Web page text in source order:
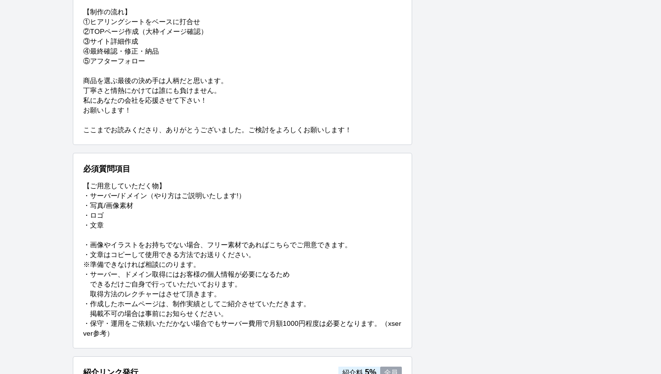
【制作の流れ】
①ヒアリングシートをベースに打合せ
②TOPページ作成（大枠イメージ確認）
③サイト詳細作成
④最終確認・修正・納品
⑤アフターフォロー
商品を選ぶ最後の決め手は人柄だと思います。
丁寧さと情熱にかけては誰にも負けません。
私にあなたの会社を応援させて下さい！
お願いします！
ここまでお読みくださり、ありがとうございました。ご検討をよろしくお願いします！
必須質問項目
【ご用意していただく物】
・サーバー/ドメイン（やり方はご説明いたします!）
・写真/画像素材
・ロゴ
・文章
・画像やイラストをお持ちでない場合、フリー素材であればこちらでご用意できます。﻿
・文章はコピーして使用できる方法でお送りください。
※準備できなければ相談にのります。
・サーバー、ドメイン取得にはお客様の個人情報が必要になるため
できるだけご自身で行っていただいております。
取得方法のレクチャーはさせて頂きます。
﻿・作成したホームページは、制作実績としてご紹介させていただきます。
掲載不可の場合は事前にお知らせください。
・保守・運用をご依頼いただかない場合でもサーバー費用で月額1000円程度は必要となります。（xser
ver参考）